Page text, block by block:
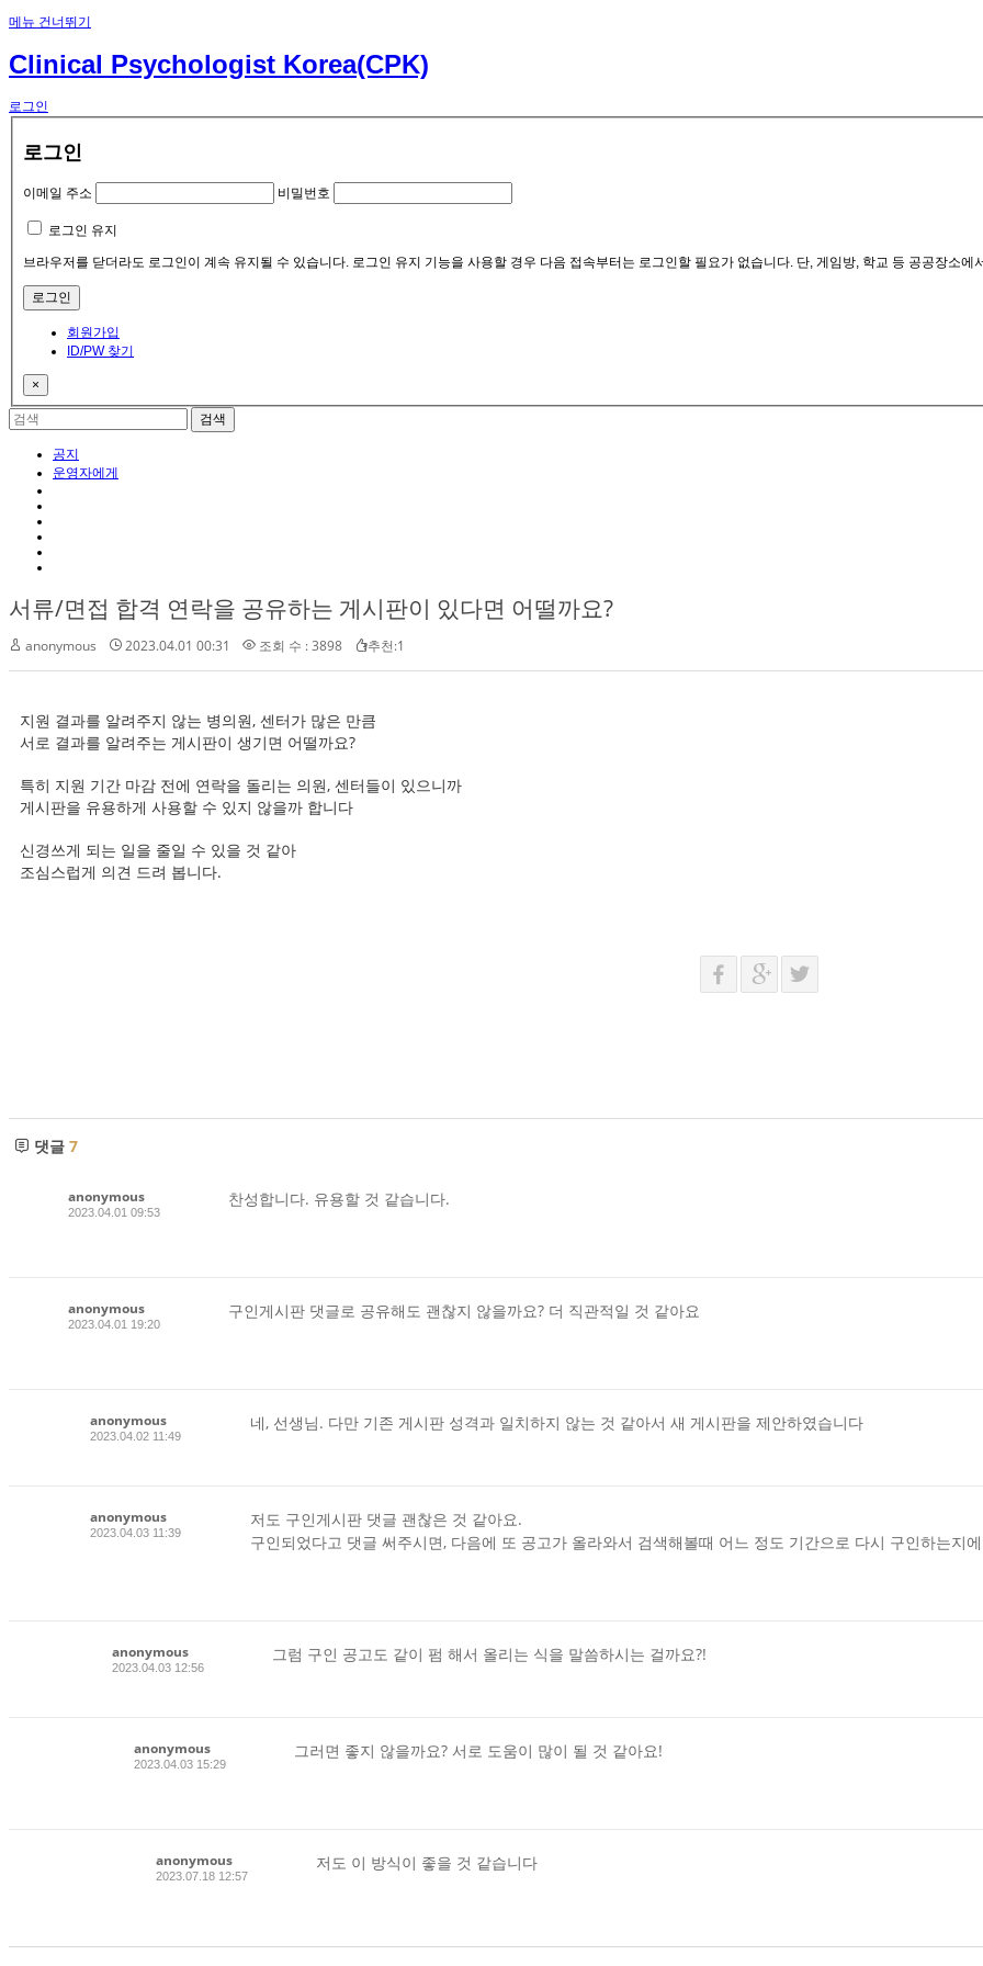
메뉴 건너뛰기
Clinical Psychologist Korea(CPK)
로그인
로그인
이메일 주소 비밀번호
로그인 유지
브라우저를 닫더라도 로그인이 계속 유지될 수 있습니다. 로그인 유지 기능을 사용할 경우 다음 접속부터는 로그인할 필요가 없습니다. 단, 게임방, 학교 등 공공장소
회원가입
ID/PW 찾기
×
공지
운영자에게
서류/면접 합격 연락을 공유하는 게시판이 있다면 어떨까요?
anonymous 2023.04.01 00:31 조회 수 : 3898 추천:1
지원 결과를 알려주지 않는 병의원, 센터가 많은 만큼
서로 결과를 알려주는 게시판이 생기면 어떨까요?
특히 지원 기간 마감 전에 연락을 돌리는 의원, 센터들이 있으니까
게시판을 유용하게 사용할 수 있지 않을까 합니다
신경쓰게 되는 일을 줄일 수 있을 것 같아
조심스럽게 의견 드려 봅니다.
댓글 7
anonymous
2023.04.01 09:53
찬성합니다. 유용할 것 같습니다.
anonymous
2023.04.01 19:20
구인게시판 댓글로 공유해도 괜찮지 않을까요? 더 직관적일 것 같아요
anonymous
2023.04.02 11:49
네, 선생님. 다만 기존 게시판 성격과 일치하지 않는 것 같아서 새 게시판을 제안하였습니다
anonymous
2023.04.03 11:39
저도 구인게시판 댓글 괜찮은 것 같아요.
구인되었다고 댓글 써주시면, 다음에 또 공고가 올라와서 검색해볼때 어느 정도 기간으로 다시 구인하는지
anonymous
2023.04.03 12:56
그럼 구인 공고도 같이 펌 해서 올리는 식을 말씀하시는 걸까요?!
anonymous
2023.04.03 15:29
그러면 좋지 않을까요? 서로 도움이 많이 될 것 같아요!
anonymous
2023.07.18 12:57
저도 이 방식이 좋을 것 같습니다